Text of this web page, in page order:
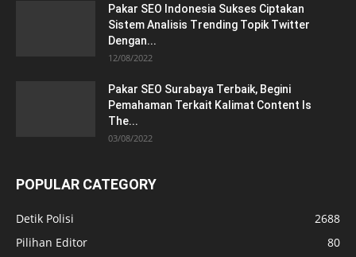
Pakar SEO Indonesia Sukses Ciptakan
Sistem Analisis Trending Topik Twitter
Dengan...
12/08/2022
Pakar SEO Surabaya Terbaik, Begini
Pemahaman Terkait Kalimat Content Is
The...
03/08/2022
POPULAR CATEGORY
Detik Polisi
2688
Pilihan Editor
80